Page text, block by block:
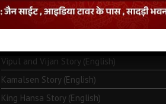
Monk Metarya (English)
Vipul and Vijan Story (English)
Kamalsen Story (English)
King Hansa Story (English)